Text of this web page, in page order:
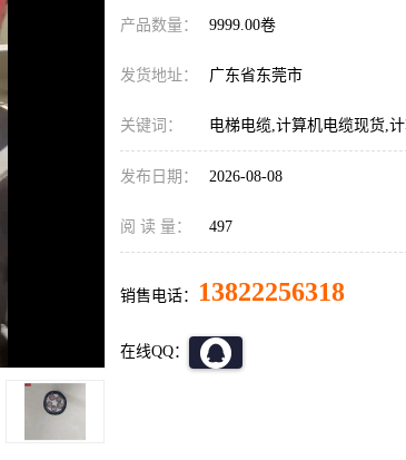
产品数量： 9999.00卷
发货地址： 广东省东莞市
关键词： 电梯电缆,计算机电缆现货,
发布日期： 2026-08-08
阅 读 量： 497
销售电话： 13822256318
在线QQ：